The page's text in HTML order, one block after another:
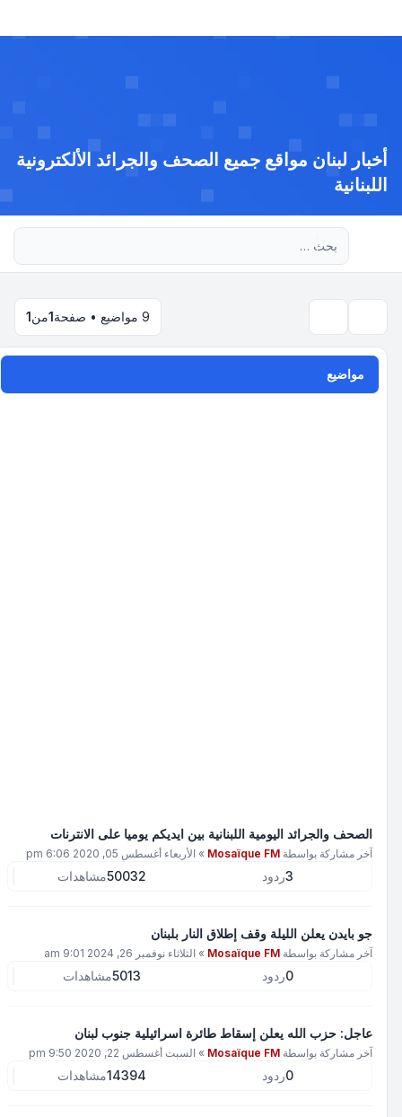
أخبار لبنان مواقع جميع الصحف والجرائد الألكترونية
اللبنانية
1من1
مواضيع
الصحف والجرائد اليومية اللبنانية بين ايديكم يوميا على الانترنات
آخر مشاركة بواسطةMosaïque FM
»الأربعاء أغسطس 05, 2020 6:06 pm
ردود 50032مشاهدات
جو بايدن يعلن الليلة وقف إطلاق النار بلبنان
آخر مشاركة بواسطةMosaïque FM
»الثلاثاء نوفمبر 26, 2024 9:01 am
ردود 5013مشاهدات
عاجل: حزب الله يعلن إسقاط طائرة اسرائيلية جنوب لبنان
آخر مشاركة بواسطةMosaïque FM
»السبت أغسطس 22, 2020 9:50 pm
ردود 14394مشاهدات